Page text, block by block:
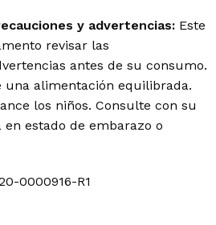
y advertencias: Este
revisar las
antes de su consumo.
una alimentación equilibrada.
los niños. Consulte con su
estado de embarazo o
0000916-R1